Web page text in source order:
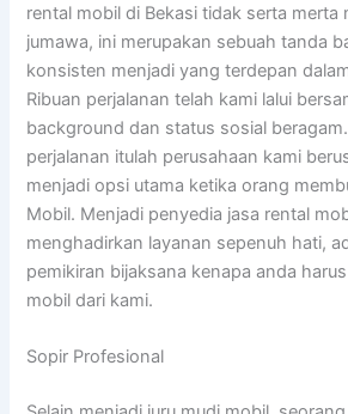
rental mobil di Bekasi tidak serta merta
jumawa, ini merupakan sebuah tanda
konsisten menjadi yang terdepan
Ribuan perjalanan telah kami lalui
background dan status sosial
perjalanan itulah perusahaan kami
menjadi opsi utama ketika orang
Mobil. Menjadi penyedia jasa rental
menghadirkan layanan sepenuh hati,
pemikiran bijaksana kenapa anda
mobil dari kami.
Sopir Profesional